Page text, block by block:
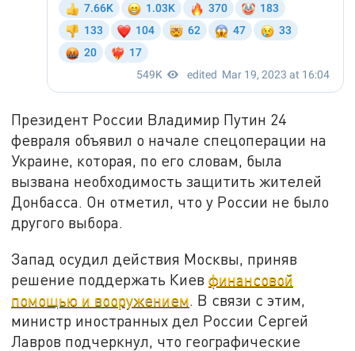
Президент России Владимир Путин 24
февраля объявил о начале спецоперации на
Украине, которая, по его словам, была
вызвана необходимость защитить жителей
Донбасса. Он отметил, что у России не было
другого выбора.
Запад осудил действия Москвы, приняв
решение поддержать Киевфинансовой
помощью и вооружением . В связи с этим,
министр иностранных дел России Сергей
Лавров подчеркнул, что географические